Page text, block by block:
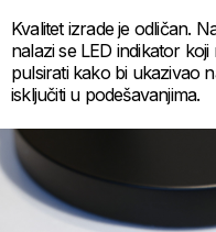
Kvalitet izrade je odličan.
nalazi se LED indikator
pulsirati kako bi ukazivao
isključiti u podešavanjima.